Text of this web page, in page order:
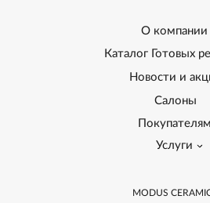
О компании
Каталог Готовых
Новости и
Салоны
Покупателям
Услуги
MODUS